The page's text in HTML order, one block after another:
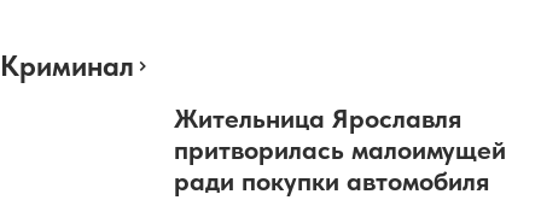
Криминал
Жительница Ярославля
притворилась малоимущей
ради покупки автомобиля